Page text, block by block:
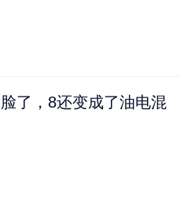
了，8还变成了油电混